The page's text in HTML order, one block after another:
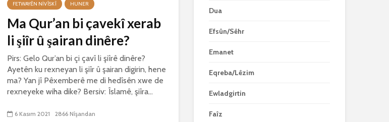
FETWAYÊN NIVÎSKÎ HUNER
Ma Qur’an bi çavekî xerab
li şiîr û şairan dinêre?
Pirs: Gelo Qur’an bi çi çavî li şiîrê dinêre?
Ayetên ku rexneyan li şiîr û şairan digirin, hene
ma? Yan jî Pêxemberê me di hedîsên xwe de
rexneyeke wiha dike? Bersiv: Îslamê, şiîra...
6 Kasım 2021 2866 Nîşandan
Dua
Efsûn/Sêhr
Emanet
Eqreba/Lêzim
Ewladgirtin
Faîz